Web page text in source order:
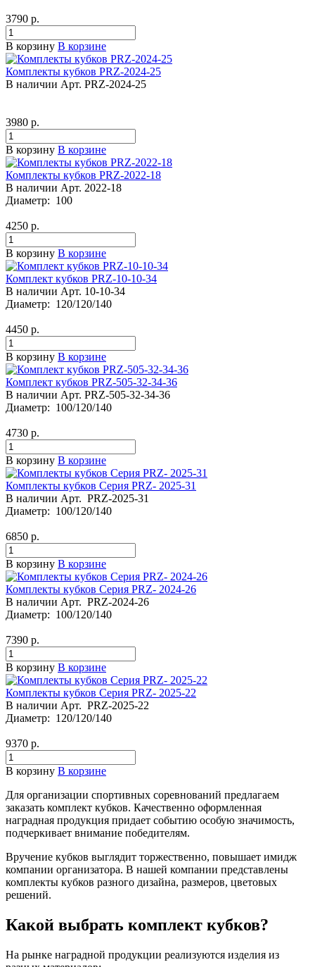
3790 р.
В корзину В корзине
Комплекты кубков PRZ-2024-25
В наличии Арт. PRZ-2024-25
3980 р.
В корзину В корзине
Комплекты кубков PRZ-2022-18
В наличии Арт. 2022-18
Диаметр: 100
4250 р.
В корзину В корзине
Комплект кубков PRZ-10-10-34
В наличии Арт. 10-10-34
Диаметр: 120/120/140
4450 р.
В корзину В корзине
Комплект кубков PRZ-505-32-34-36
В наличии Арт. PRZ-505-32-34-36
Диаметр: 100/120/140
4730 р.
В корзину В корзине
Комплекты кубков Серия PRZ- 2025-31
В наличии Арт. PRZ-2025-31
Диаметр: 100/120/140
6850 р.
В корзину В корзине
Комплекты кубков Серия PRZ- 2024-26
В наличии Арт. PRZ-2024-26
Диаметр: 100/120/140
7390 р.
В корзину В корзине
Комплекты кубков Серия PRZ- 2025-22
В наличии Арт. PRZ-2025-22
Диаметр: 120/120/140
9370 р.
В корзину В корзине
Для организации спортивных соревнований предлагаем
заказать комплект кубков. Качественно оформленная
наградная продукция придает событию особую значимость,
подчеркивает внимание победителям.
Вручение кубков выглядит торжественно, повышает имидж
компании организатора. В нашей компании представлены
комплекты кубков разного дизайна, размеров, цветовых
решений.
Какой выбрать комплект кубков?
На рынке наградной продукции реализуются изделия из